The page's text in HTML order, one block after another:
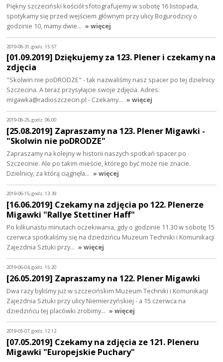
Piękny szczeciński kościół sfotografujemy w sobotę 16 listopada,
spotykamy się przed wejściem głównym przy ulicy Bogurodzicy o
godzinie 10, mamy dwie… » więcej
2019-08-31, godz. 15:57
[01.09.2019] Dziękujemy za 123. Plener i czekamy na
zdjęcia
"Skolwin nie poDRODZE" - tak nazwaliśmy nasz spacer po tej dzielnicy
Szczecina. A teraz przysyłajcie swoje zdjęcia. Adres:
migawka@radioszczecin.pl - Czekamy… » więcej
2019-08-25, godz. 06:00
[25.08.2019] Zapraszamy na 123. Plener Migawki -
"Skolwin nie poDRODZE"
Zapraszamy na kolejny w historii naszych spotkań spacer po
Szczecinie. Ale po takim mieście, którego być może nie znacie.
Dzielnicy, za którą ciągnęła… » więcej
2019-06-15, godz. 13:39
[16.06.2019] Czekamy na zdjęcia po 122. Plenerze
Migawki "Rallye Stettiner Haff"
Po kilkunastu minutach oczekiwania, gdy o godzinie 11.30 w sobotę 15
czerwca spotkaliśmy się na dziedzińcu Muzeum Techniki i Komunikacji
Zajezdnia Sztuki przy… » więcej
2019-06-04, godz. 15:20
[26.05.2019] Zapraszamy na 122. Plener Migawki
Dwa razy byliśmy już w szczecińskim Muzeum Techniki i Komunikacji
Zajezdnia Sztuki przy ulicy Niemierzyńskiej - a 15 czerwca na
dziedzińcu tej placówki zrobimy… » więcej
2019-05-07, godz. 12:12
[07.05.2019] Czekamy na zdjęcia ze 121. Pleneru
Migawki "Europejskie Puchary"